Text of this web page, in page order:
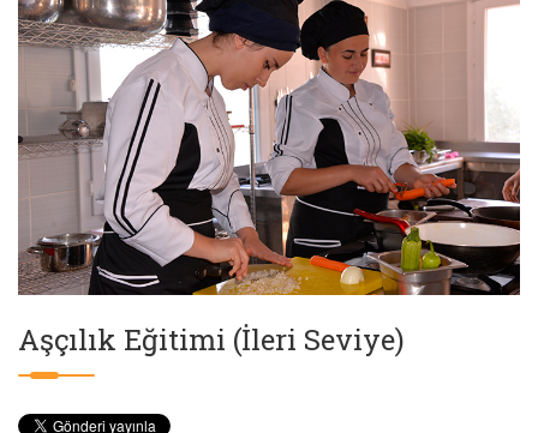
Aşçılık Eğitimi (İleri Seviye)